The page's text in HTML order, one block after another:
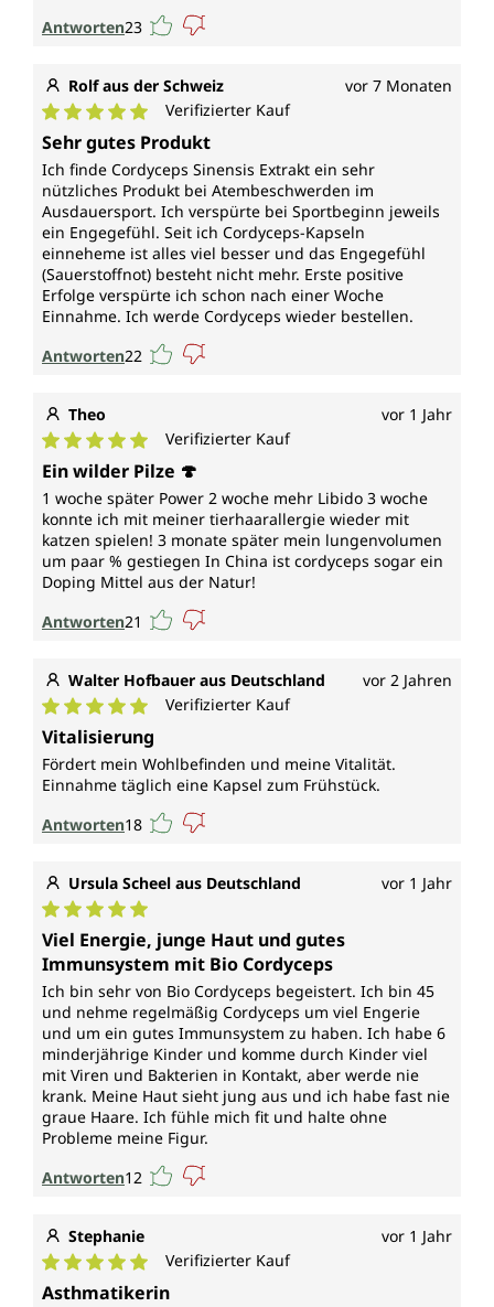
Antworten23
Rolf aus der Schweiz vor 7 Monaten
Durchschnittliche Bewertung von 5 von 5 Sternen
Verifizierter Kauf
Sehr gutes Produkt
Ich finde Cordyceps Sinensis Extrakt ein sehr
nützliches Produkt bei Atembeschwerden im
Ausdauersport. Ich verspürte bei Sportbeginn jeweils
ein Engegefühl. Seit ich Cordyceps-Kapseln
einneheme ist alles viel besser und das Engegefühl
(Sauerstoffnot) besteht nicht mehr. Erste positive
Erfolge verspürte ich schon nach einer Woche
Einnahme. Ich werde Cordyceps wieder bestellen.
Antworten22
Theo vor 1 Jahr
Durchschnittliche Bewertung von 5 von 5 Sternen
Verifizierter Kauf
Ein wilder Pilze 🍄
1 woche später Power 2 woche mehr Libido 3 woche
konnte ich mit meiner tierhaarallergie wieder mit
katzen spielen! 3 monate später mein lungenvolumen
um paar % gestiegen In China ist cordyceps sogar ein
Doping Mittel aus der Natur!
Antworten21
Walter Hofbauer aus Deutschland vor 2 Jahren
Durchschnittliche Bewertung von 5 von 5 Sternen
Verifizierter Kauf
Vitalisierung
Fördert mein Wohlbefinden und meine Vitalität.
Einnahme täglich eine Kapsel zum Frühstück.
Antworten18
Ursula Scheel aus Deutschland vor 1 Jahr
Durchschnittliche Bewertung von 5 von 5 Sternen
Viel Energie, junge Haut und gutes
Immunsystem mit Bio Cordyceps
Ich bin sehr von Bio Cordyceps begeistert. Ich bin 45
und nehme regelmäßig Cordyceps um viel Engerie
und um ein gutes Immunsystem zu haben. Ich habe 6
minderjährige Kinder und komme durch Kinder viel
mit Viren und Bakterien in Kontakt, aber werde nie
krank. Meine Haut sieht jung aus und ich habe fast nie
graue Haare. Ich fühle mich fit und halte ohne
Probleme meine Figur.
Antworten12
Stephanie vor 1 Jahr
Durchschnittliche Bewertung von 5 von 5 Sternen
Verifizierter Kauf
Asthmatikerin